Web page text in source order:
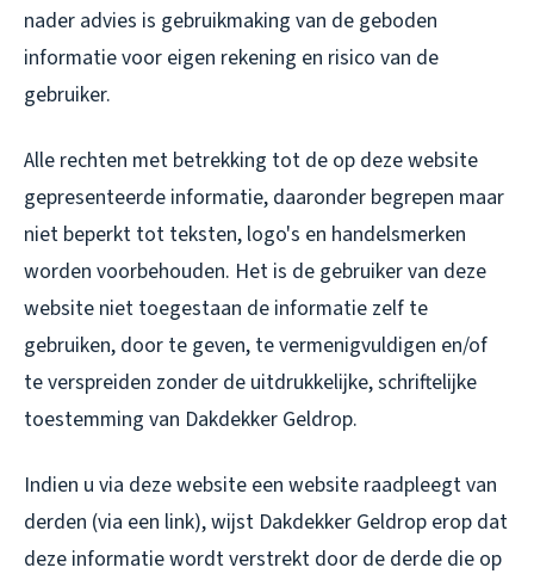
nader advies is gebruikmaking van de geboden
informatie voor eigen rekening en risico van de
gebruiker.
Alle rechten met betrekking tot de op deze website
gepresenteerde informatie, daaronder begrepen maar
niet beperkt tot teksten, logo's en handelsmerken
worden voorbehouden. Het is de gebruiker van deze
website niet toegestaan de informatie zelf te
gebruiken, door te geven, te vermenigvuldigen en/of
te verspreiden zonder de uitdrukkelijke, schriftelijke
toestemming van Dakdekker Geldrop.
Indien u via deze website een website raadpleegt van
derden (via een link), wijst Dakdekker Geldrop erop dat
deze informatie wordt verstrekt door de derde die op